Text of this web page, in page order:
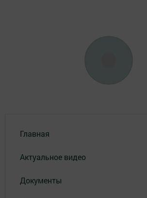
Главная
Актуальное видео
Документы